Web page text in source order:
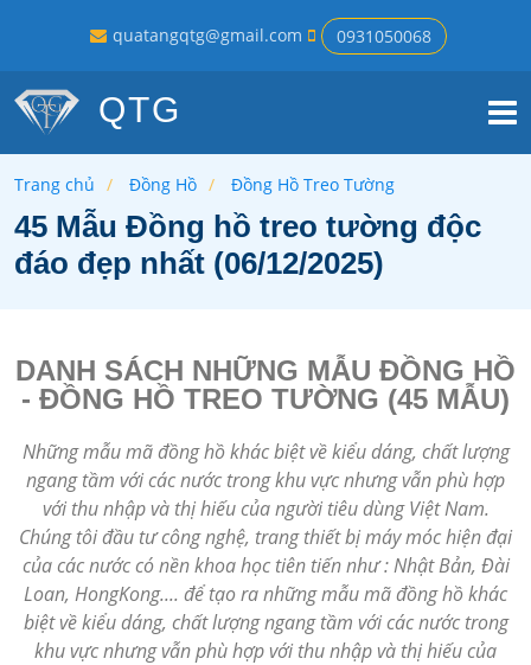
quatangqtg@gmail.com 0931050068
QTG
Trang chủ Đồng Hồ Đồng Hồ Treo Tường
45 Mẫu Đồng hồ treo tường độc
đáo đẹp nhất (06/12/2025)
DANH SÁCH NHỮNG MẪU ĐỒNG HỒ
- ĐỒNG HỒ TREO TƯỜNG (45 MẪU)
Những mẫu mã đồng hồ khác biệt về kiểu dáng, chất lượng
ngang tầm với các nước trong khu vực nhưng vẫn phù hợp
với thu nhập và thị hiếu của người tiêu dùng Việt Nam.
Chúng tôi đầu tư công nghệ, trang thiết bị máy móc hiện đại
của các nước có nền khoa học tiên tiến như : Nhật Bản, Đài
Loan, HongKong.... để tạo ra những mẫu mã đồng hồ khác
biệt về kiểu dáng, chất lượng ngang tầm với các nước trong
khu vực nhưng vẫn phù hợp với thu nhập và thị hiếu của